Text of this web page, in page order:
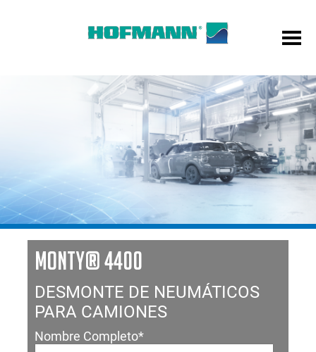
MONTY® 4400
DESMONTE DE NEUMÁTICOS
PARA CAMIONES
Nombre Completo*